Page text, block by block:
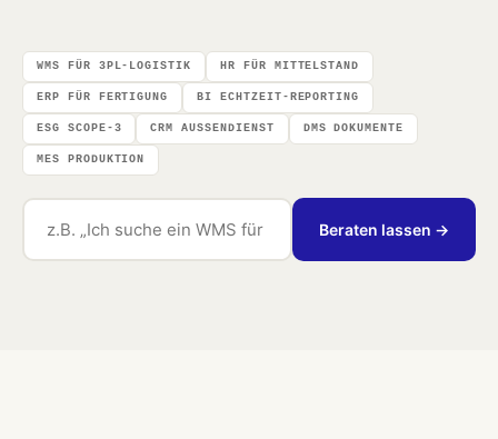
WMS FÜR 3PL-LOGISTIK HR FÜR MITTELSTAND
ERP FÜR FERTIGUNG BI ECHTZEIT-REPORTING
ESG SCOPE-3 CRM AUSSENDIENST DMS DOKUMENTE
MES PRODUKTION
Beraten lassen →